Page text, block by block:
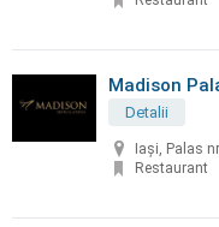
Madison
Detalii
Iași, Palas
Restaurant